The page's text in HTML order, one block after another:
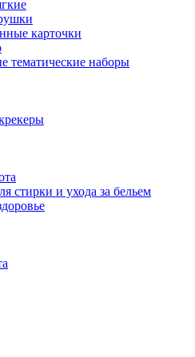
карточки
тематические наборы
стирки и ухода за бельем